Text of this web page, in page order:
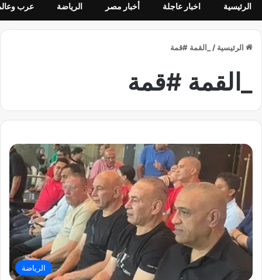
الرئيسية اخبار عاجلة أخبار مصر الرياضة عرب
الرئيسية / _القمة #قمة
_القمة #قمة
الرياضة